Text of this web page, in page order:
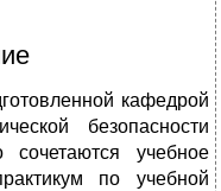
кафедрой
безопасности
учебное
по учебной